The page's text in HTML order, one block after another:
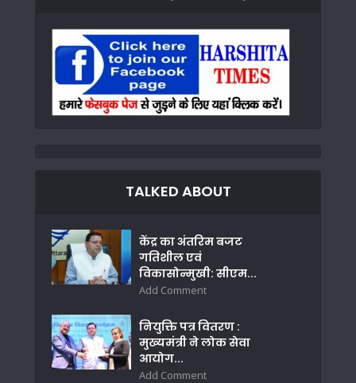
TALKED ABOUT
केंद्र का अंतरिम बजट
गतिशील एवं
विकासोन्मुखी: सीएम...
Add Comment
नियुक्ति पत्र वितरण :
मुख्यमंत्री ने लोक सेवा
आयोग...
Add Comment